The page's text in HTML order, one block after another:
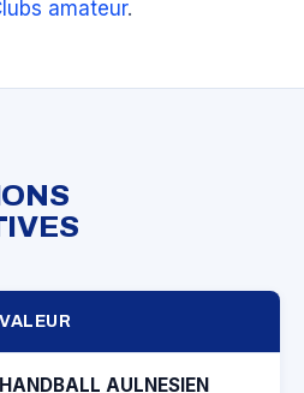
amateur.
VALEUR
HANDBALL AULNESIEN